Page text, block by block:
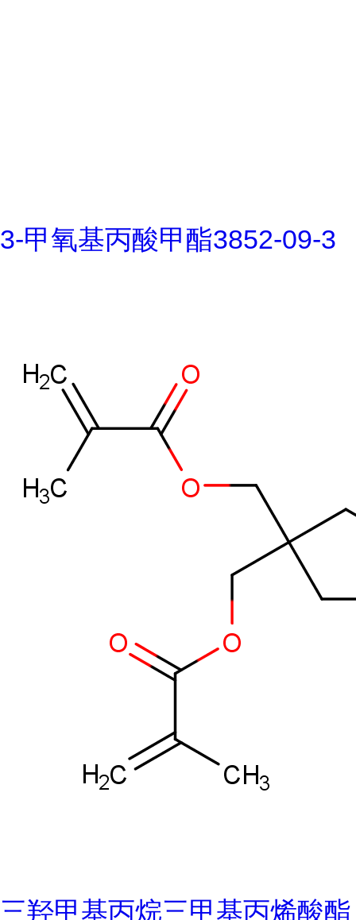
3-甲氧基丙酸甲酯3852-09-3
三羟甲基丙烷三甲基丙烯酸酯